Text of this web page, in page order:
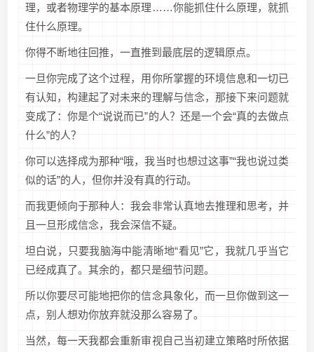
理，或者物理学的基本原理……你能抓住什么原理，就抓
住什么原理。
你得不断地往回推，一直推到最底层的逻辑原点。
一旦你完成了这个过程，用你所掌握的环境信息和一切已
有认知，构建起了对未来的理解与信念，那接下来问题就
变成了：你是个“说说而已”的人？还是一个会“真的去做点
什么”的人？
你可以选择成为那种“哦，我当时也想过这事”“我也说过类
似的话”的人，但你并没有真的行动。
而我更倾向于那种人：我会非常认真地去推理和思考，并
且一旦形成信念，我会深信不疑。
坦白说，只要我脑海中能清晰地“看见”它，我就几乎当它
已经成真了。其余的，都只是细节问题。
所以你要尽可能地把你的信念具象化，而一旦你做到这一
点，别人想劝你放弃就没那么容易了。
当然，每一天我都会重新审视自己当初建立策略时所依据